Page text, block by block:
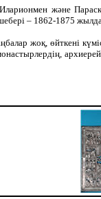
және
– 1862-1875
жоқ, өйткені